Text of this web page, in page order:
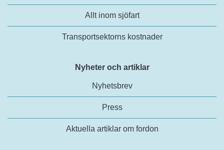
Allt inom sjöfart
Transportsektorns kostnader
Nyheter och artiklar
Nyhetsbrev
Press
Aktuella artiklar om fordon